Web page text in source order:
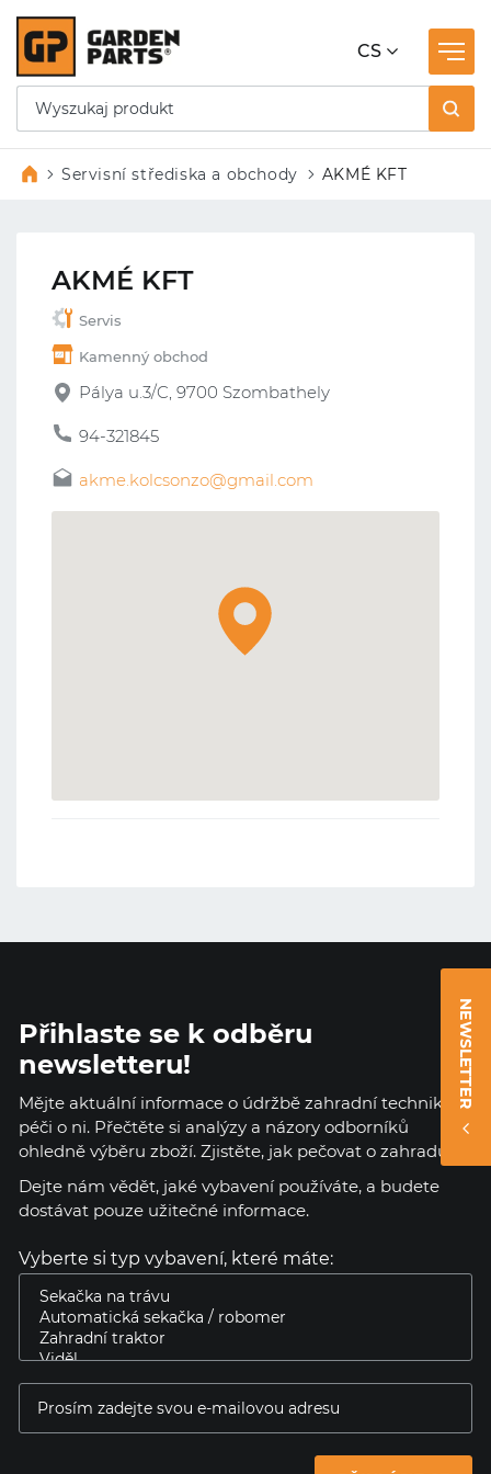
CS
Servisní střediska a obchody AKMÉ KFT
AKMÉ KFT
Servis
Kamenný obchod
Pálya u.3/C, 9700 Szombathely
94-321845
akme.kolcsonzo@gmail.com
NEWSLETTER
Přihlaste se k odběru
newsletteru!
Mějte aktuální informace o údržbě zahradní techniky a
péči o ni. Přečtěte si analýzy a názory odborníků
ohledně výběru zboží. Zjistěte, jak pečovat o zahradu.
Dejte nám vědět, jaké vybavení používáte, a budete
dostávat pouze užitečné informace.
Vyberte si typ vybavení, které máte: